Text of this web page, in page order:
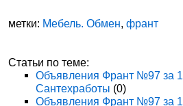
метки: Мебель. Обмен,франт
Статьи по теме:
Объявления Франт №97 за
Сантехработы (0)
Объявления Франт №97 за